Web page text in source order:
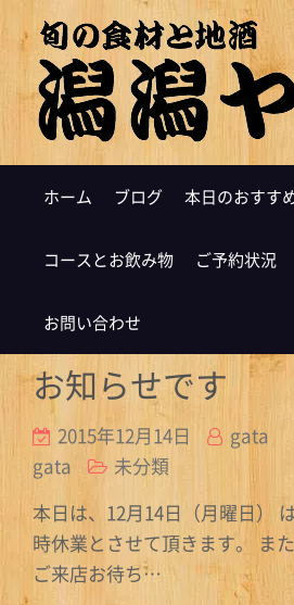
ホーム ブログ 本日のおすす
コースとお飲み物 ご予約状況
お問い合わせ
お知らせです
2015年12月14日
gata
gata
未分類
本日は、12月14日（月曜日）
時休業とさせて頂きます。 ま
ご来店お待ち…